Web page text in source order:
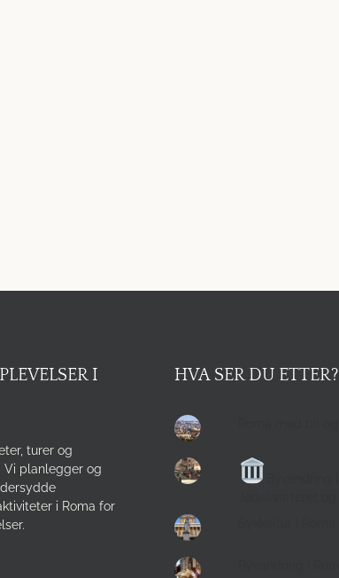
I
turer og
Vi planlegger og
i Roma for
HVA SER DU ETTER?